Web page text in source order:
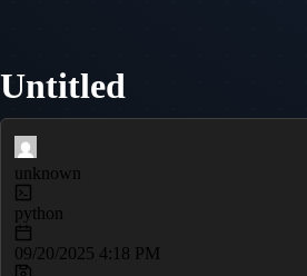
Untitled
unknown
python
09/20/2025 4:18 PM